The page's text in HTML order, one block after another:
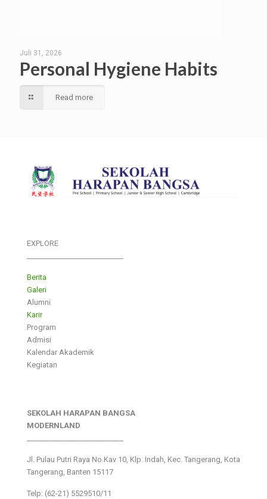
Juli 31, 2026
Personal Hygiene Habits
Read more
EXPLORE
Berita
Galeri
Alumni
Karir
Program
Admisi
Kalendar Akademik
Kegiatan
SEKOLAH HARAPAN BANGSA
MODERNLAND
Jl. Pulau Putri Raya No.Kav 10, Klp. Indah, Kec. Tangerang, Kota
Tangerang, Banten 15117
Telp: (62-21) 5529510/11